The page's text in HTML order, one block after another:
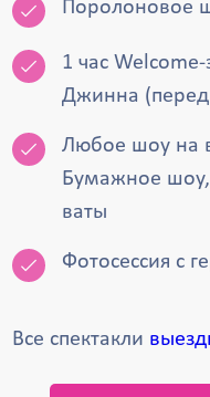
Поролоновое
1 час
Джинна (перед
Любое шоу на
Бумажное
ваты
Фотосессия с
Все спектакли